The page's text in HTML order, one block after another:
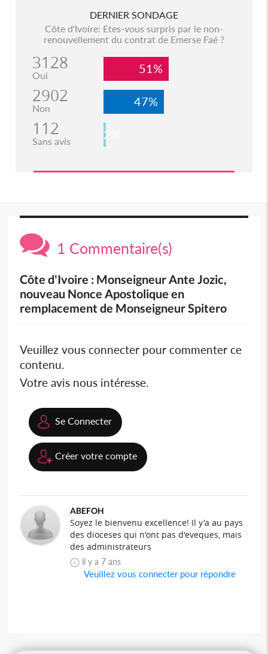
DERNIER SONDAGE
Côte d'Ivoire: Etes-vous surpris par le non-
renouvellement du contrat de Emerse Faé ?
3128
Oui 51%
2902
Non 47%
112
Sans avis 2%
1 Commentaire(s)
Côte d'Ivoire : Monseigneur Ante Jozic,
nouveau Nonce Apostolique en
remplacement de Monseigneur Spitero
Veuillez vous connecter pour commenter ce
contenu.
Votre avis nous intéresse.
Se Connecter
Créer votre compte
ABEFOH
Soyez le bienvenu excellence! Il y'a au pays
des dioceses qui n'ont pas d'eveques, mais
des administrateurs
il y a 7 ans
Veuillez vous connecter pour répondre